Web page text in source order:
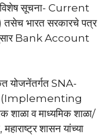
सूचना- Current
तसेच भारत सरकारचे पत्र
Bank Account
योजनेंतर्गत SNA-
(Implementing
शाळा व माध्यमिक शाळा/
शासन यांच्या